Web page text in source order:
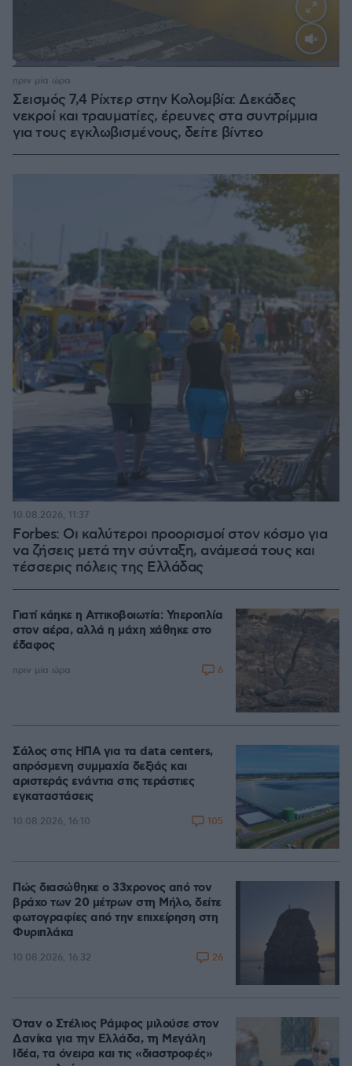
Σεισμός 7,4 Ρίχτερ στην Κολομβία: Δεκάδες
νεκροί και τραυματίες, έρευνες στα συντρίμμια
για τους εγκλωβισμένους, δείτε βίντεο
πριν μία ώρα
Forbes: Οι καλύτεροι προορισμοί στον κόσμο για
να ζήσεις μετά την σύνταξη, ανάμεσά τους και
τέσσερις πόλεις της Ελλάδας
10.08.2026, 11:37
Γιατί κάηκε η Αττικοβοιωτία: Υπεροπλία
στον αέρα, αλλά η μάχη χάθηκε στο
έδαφος
πριν μία ώρα 6
Σάλος στις ΗΠΑ για τα data centers,
απρόσμενη συμμαχία δεξιάς και
αριστεράς ενάντια στις τεράστιες
εγκαταστάσεις
10.08.2026, 16:10 105
Πώς διασώθηκε ο 33χρονος από τον
βράχο των 20 μέτρων στη Μήλο, δείτε
φωτογραφίες από την επιχείρηση στη
Φυριπλάκα
10.08.2026, 16:32 26
Όταν ο Στέλιος Ράμφος μιλούσε στον
Δανίκα για την Ελλάδα, τη Μεγάλη
Ιδέα, τα όνειρα και τις «διαστροφές»